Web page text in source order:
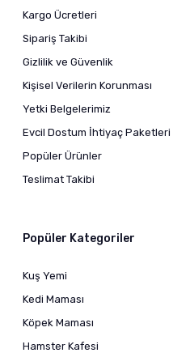
Kargo Ücretleri
Sipariş Takibi
Gizlilik ve Güvenlik
Kişisel Verilerin Korunması
Yetki Belgelerimiz
Evcil Dostum İhtiyaç Paketleri
Popüler Ürünler
Teslimat Takibi
Popüler Kategoriler
Kuş Yemi
Kedi Maması
Köpek Maması
Hamster Kafesi